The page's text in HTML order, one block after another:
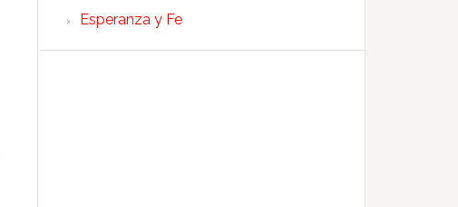
Esperanza y Fe